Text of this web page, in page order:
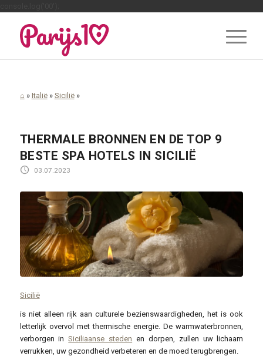
⌂ » Italië» Sicilië»
THERMALE BRONNEN EN DE TOP 9
BESTE SPA HOTELS IN SICILIË
03.07.2023
Sicilië
is niet alleen rijk aan culturele bezienswaardigheden, het is ook
letterlijk overvol met thermische energie. De warmwaterbronnen,
verborgen inSiciliaanse steden en dorpen, zullen uw lichaam
verrukken, uw gezondheid verbeteren en de moed terugbrengen.